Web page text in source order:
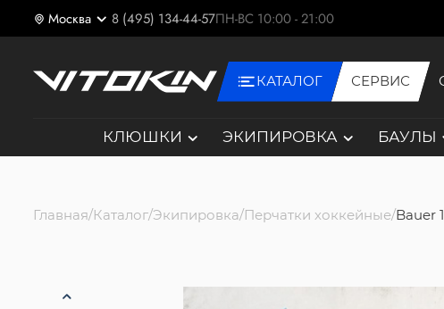
Москва 8 (495) 134-44-57ПН-ВС 10:00 - 21:00
КАТАЛОГ СЕРВИС
КЛЮШКИ ЭКИПИРОВКА БАУЛЫ
Главная Каталог Экипировка Перчатки хоккейные Bauer